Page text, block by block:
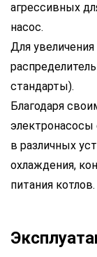
агрессивных
насос.
Для
стандарты).
Благодаря
электронасосы
в различных
охлаждения,
питания котлов.